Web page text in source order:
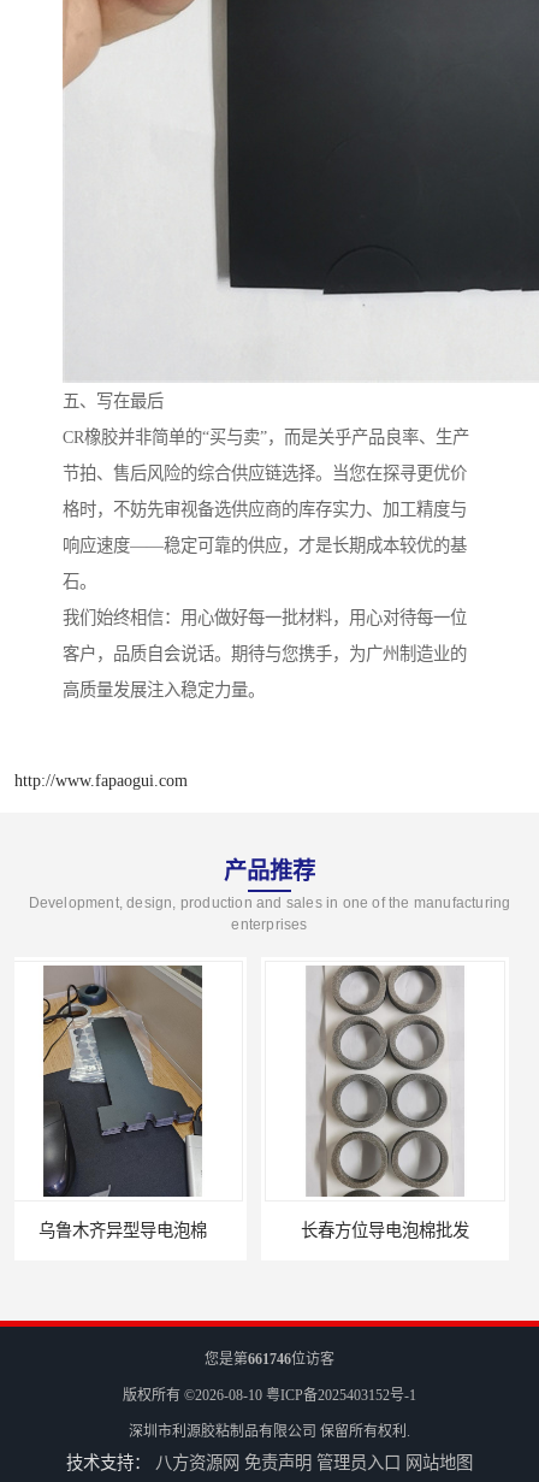
五、写在最后
CR橡胶并非简单的“买与卖”，而是关乎产品良率、生产
节拍、售后风险的综合供应链选择。当您在探寻更优价
格时，不妨先审视备选供应商的库存实力、加工精度与
响应速度——稳定可靠的供应，才是长期成本较优的基
石。
我们始终相信：用心做好每一批材料，用心对待每一位
客户，品质自会说话。期待与您携手，为广州制造业的
高质量发展注入稳定力量。
http://www.fapaogui.com
产品推荐
Development, design, production and sales in one of the manufacturing
enterprises
长春方位导电泡棉批发 沈阳硅胶橡垫定制
您是第661746位访客
版权所有 ©2026-08-10 粤ICP备2025403152号-1
深圳市利源胶粘制品有限公司 保留所有权利.
技术支持： 八方资源网 免责声明 管理员入口 网站地图